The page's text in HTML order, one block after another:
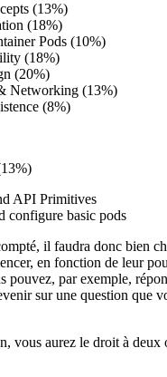
(13%)
(18%)
Pods (10%)
(18%)
(20%)
Networking (13%)
(8%)
API Primitives
configure basic pods
il faudra donc bien
en fonction de leur
pouvez, par exemple,
sur une question que
vous aurez le droit à deux